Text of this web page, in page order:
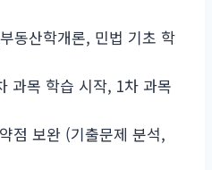
동산학개론, 민법 기초 학
과목 학습 시작, 1차 과목
점 보완 (기출문제 분석,